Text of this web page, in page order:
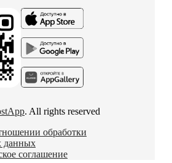
. All rights reserved
обработки
данных
соглашение